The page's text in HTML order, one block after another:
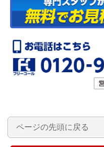
ページの先頭に戻る